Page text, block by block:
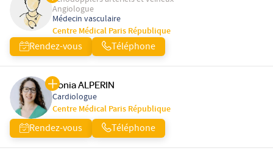
Angiologue
Médecin vasculaire
Centre Médical Paris République
Rendez-vous Téléphone
Sonia ALPERIN
Cardiologue
Centre Médical Paris République
Rendez-vous Téléphone